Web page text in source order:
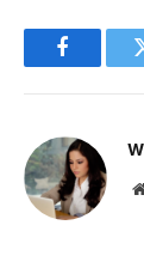
Facebook